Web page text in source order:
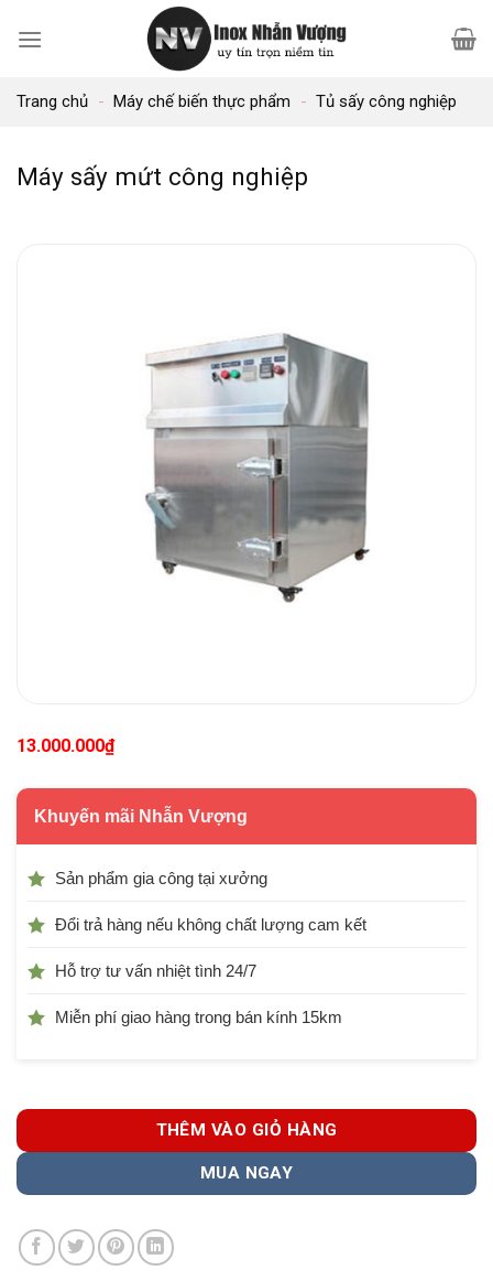
qua
dungTrang chủ - Máy chế biến thực phẩm - Tủ sấy công nghiệp
Máy sấy mứt công nghiệp
13.000.000₫
Khuyến mãi Nhẫn Vượng
Sản phẩm gia công tại xưởng
Đổi trả hàng nếu không chất lượng cam kết
Hỗ trợ tư vấn nhiệt tình 24/7
Miễn phí giao hàng trong bán kính 15km
THÊM VÀO GIỎ HÀNG
MUA NGAY